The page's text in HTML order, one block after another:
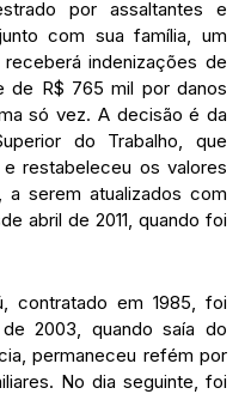
por assaltantes e
com sua família, um
indenizações de
de R$ 765 mil por danos
só vez. A decisão é da
do Trabalho, que
restabeleceu os valores
a serem atualizados com
abril de 2011, quando foi
contratado em 1985, foi
2003, quando saía do
permaneceu refém por
No dia seguinte, foi